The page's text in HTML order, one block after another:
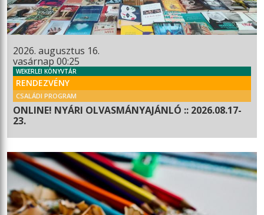
2026. augusztus 16.
vasárnap 00:25
WEKERLEI KÖNYVTÁR
RENDEZVÉNY
CSALÁDI PROGRAM
ONLINE! NYÁRI OLVASMÁNYAJÁNLÓ :: 2026.08.17-
23.